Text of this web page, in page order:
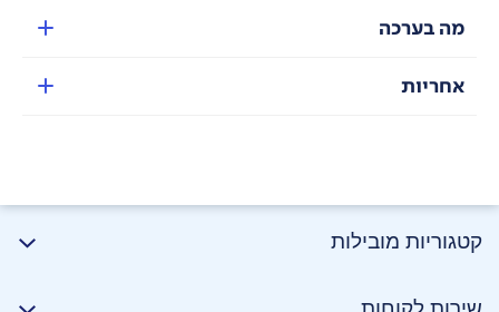
מה בערכה
אחריות
קטגוריות מובילות
שירות לקוחות